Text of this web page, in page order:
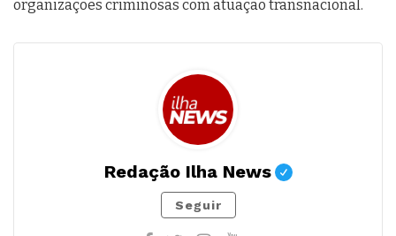
organizações criminosas com atuação transnacional.
Redação Ilha News
Seguir